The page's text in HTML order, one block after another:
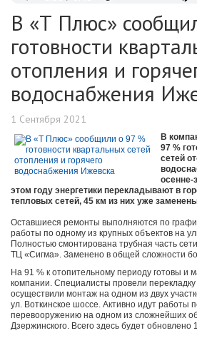
В «Т Плюс»
готовности
отопления и
водоснабжения
1 Сентября 2021
В
97 %
сетей
осенне-
этом году энергетики перекладывают в
тепловых сетей, 45 км из них уже
Оставшиеся ремонты выполняются по
работы по одному из крупных объектов на
Полностью смонтирована трубная часть
ТЦ «Сигма». Заменено в общей сложности
На 91 % к отопительному периоду готовы и
компании. Специалисты провели перекладку
осуществили монтаж на одном из двух
ул. Воткинское шоссе. Активно идут работы
перевооружению на одном из сложнейших
Дзержинского. Всего здесь будет обновлено